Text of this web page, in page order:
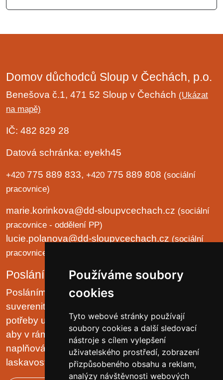
Používáme soubory
cookies
Tyto webové stránky používají
soubory cookies a další sledovací
nástroje s cílem vylepšení
uživatelského prostředí, zobrazení
přizpůsobeného obsahu a reklam,
analýzy návštěvnosti webových
Domov důchodců Sloup v Čechách, p.o.
Benešova č.1, 471 52 Sloup v Čechách (Ukázat
na mapě)
IČ: 482 829 28
Datová schránka: eyekh45
+420 775 889 833, +420 775 889 808 (sociální
pracovnice)
marie.korinkova@dd-sloupvcechach.cz (sociální
pracovnice - oddělení PP)
lucie.polanova@dd-sloupvcechach.cz (sociální
pracovnice - oddělení B a LP)
Poslání organizace
Posláním domova je chránit lidská práva a
suverenitu uživatelů. Zjišťovat a zajišťovat životní
potřeby uživatelů v prostředí malých komunit tak,
aby v rámci možností pobytového zařízení, jejich
naplňování plynulo přirozeně, v klidu, trpělivě a s
laskavostí vlastní rodinnému prostředí.